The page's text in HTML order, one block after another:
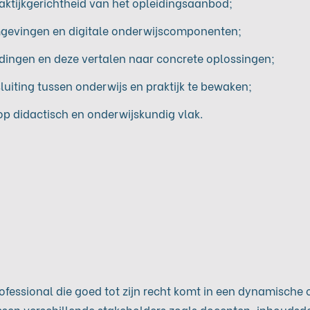
en digitale onderwijscomponenten;
en deze vertalen naar concrete oplossingen;
tussen onderwijs en praktijk te bewaken;
didactisch en onderwijskundig vlak.
die goed tot zijn recht komt in een